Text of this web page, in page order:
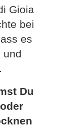
Gioia
bei
es
und
Du